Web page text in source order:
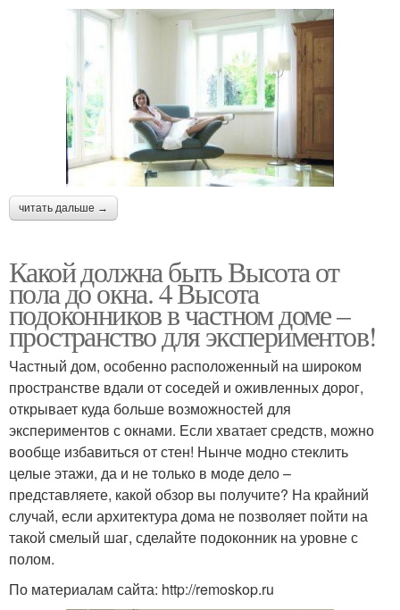
читать дальше →
Какой должна быть Высота от
пола до окна. 4 Высота
подоконников в частном доме –
пространство для экспериментов!
Частный дом, особенно расположенный на широком
пространстве вдали от соседей и оживленных дорог,
открывает куда больше возможностей для
экспериментов с окнами. Если хватает средств, можно
вообще избавиться от стен! Нынче модно стеклить
целые этажи, да и не только в моде дело –
представляете, какой обзор вы получите? На крайний
случай, если архитектура дома не позволяет пойти на
такой смелый шаг, сделайте подоконник на уровне с
полом.
По материалам сайта: http://remoskop.ru